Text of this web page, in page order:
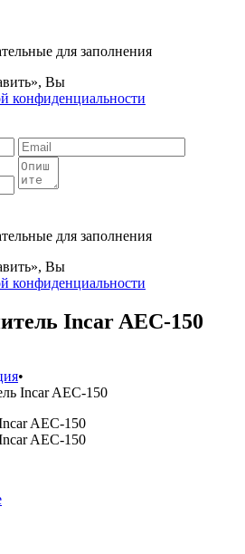
для заполнения
Вы
конфиденциальности
для заполнения
Вы
конфиденциальности
Incar AEC-150
•
Incar AEC-150